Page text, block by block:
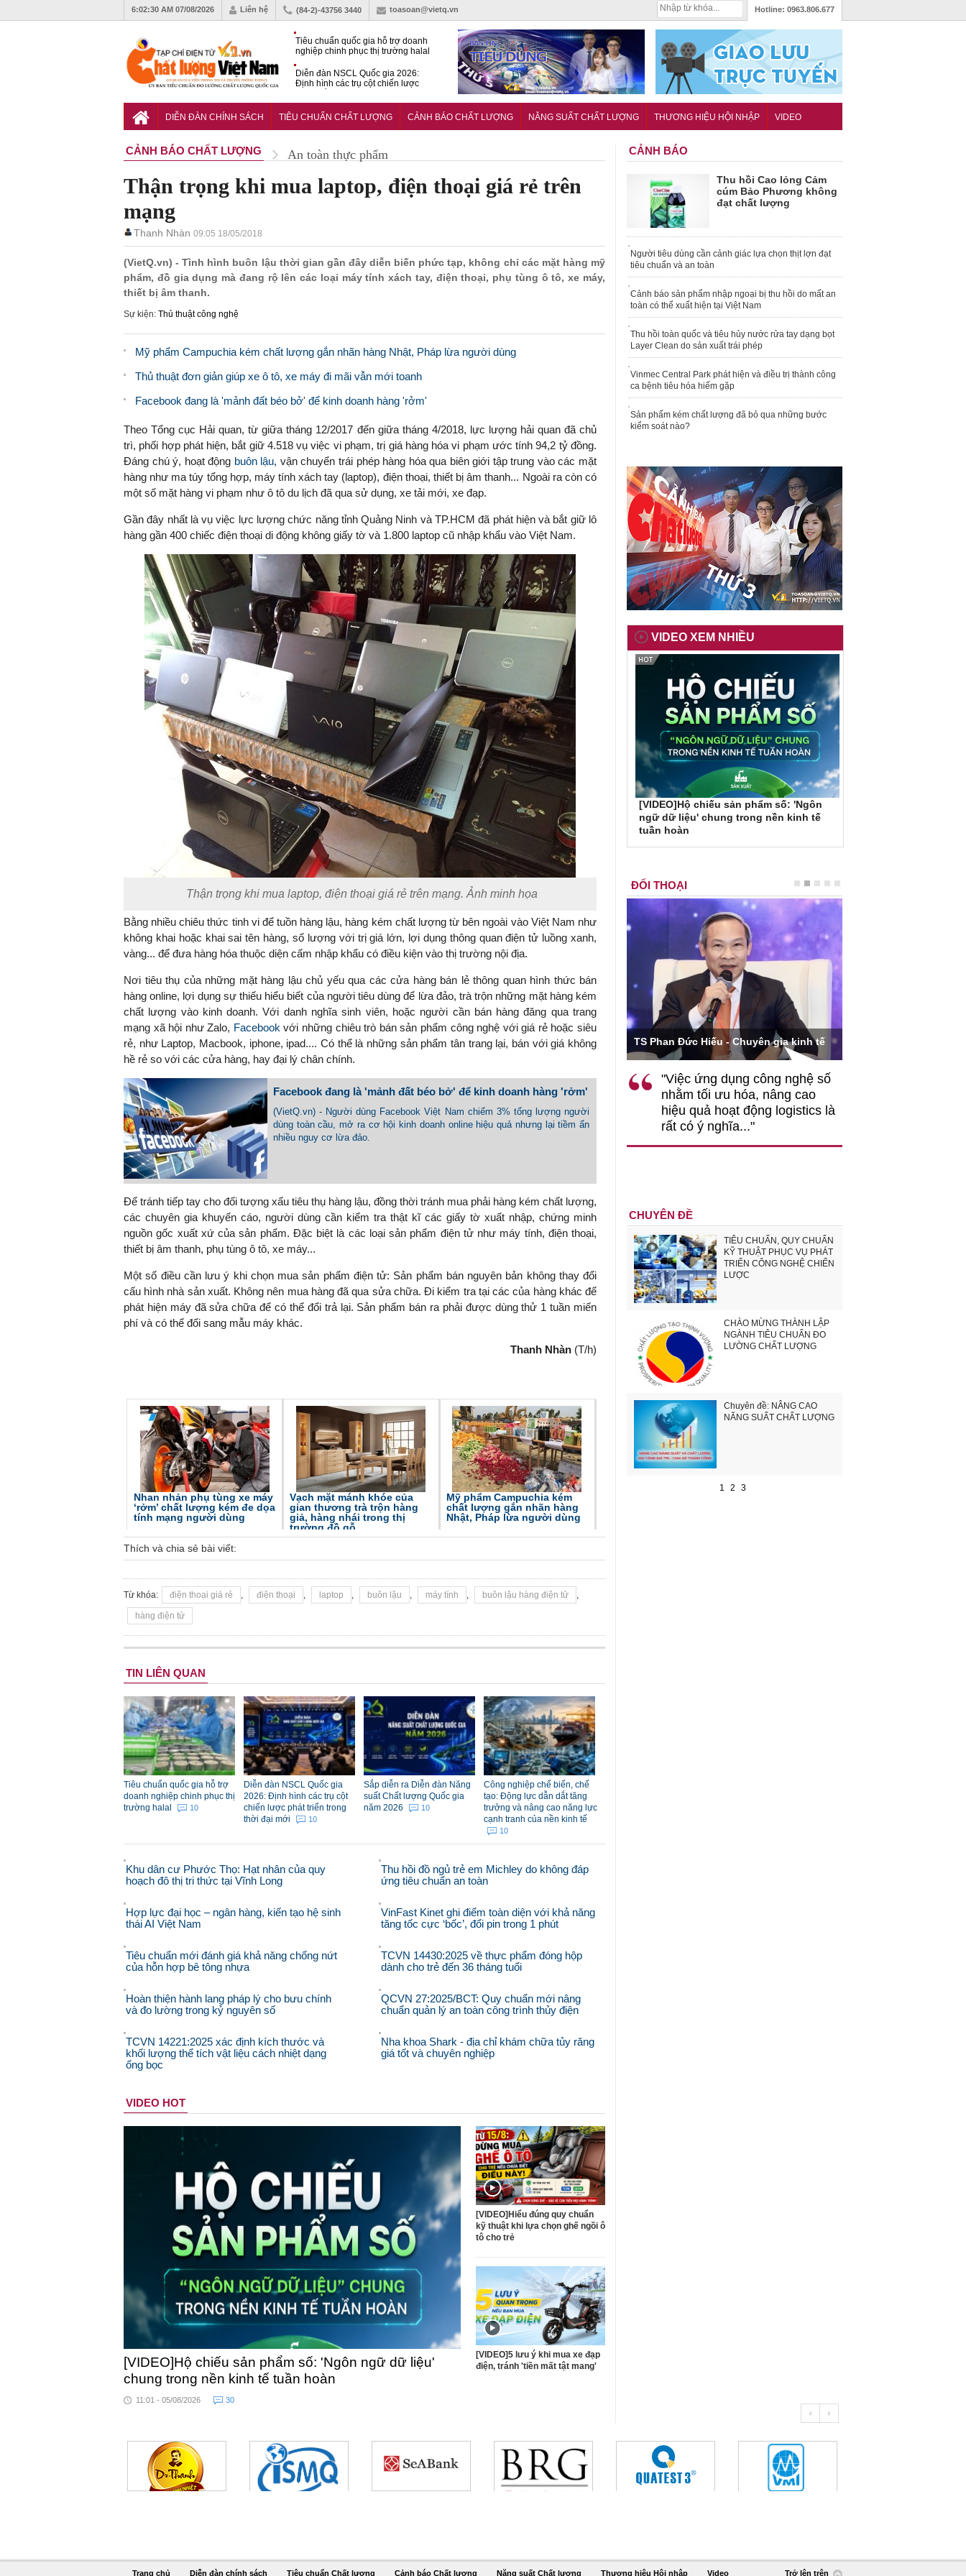
6:02:31 AM 07/08/2026 Liên hệ (84-2)-43756 3440 toasoan@vietq.vn Hotline: 0963.806.677
Tiêu chuẩn quốc gia hỗ trợ doanh
nghiệp chinh phục thị trường halal
Diễn đàn NSCL Quốc gia 2026:
Định hình các trụ cột chiến lược
Chất lượng Quốc gia năm 2026
DIỄN ĐÀN CHÍNH SÁCH TIÊU CHUẨN CHẤT LƯỢNG CẢNH BÁO CHẤT LƯỢNG NĂNG SUẤT CHẤT LƯỢNG THƯƠNG HIỆU HỘI NHẬP VIDEO
CẢNH BÁO CHẤT LƯỢNG An toàn thực phẩm
Thận trọng khi mua laptop, điện thoại giá rẻ trên
mạng
Thanh Nhàn 09:05 18/05/2018
(VietQ.vn) - Tình hình buôn lậu thời gian gần đây diễn biến phức tạp, không chỉ các mặt hàng mỹ
phẩm, đồ gia dụng mà đang rộ lên các loại máy tính xách tay, điện thoại, phụ tùng ô tô, xe máy,
thiết bị âm thanh.
Sự kiện: Thủ thuật công nghệ
Mỹ phẩm Campuchia kém chất lượng gắn nhãn hàng Nhật, Pháp lừa người dùng
Thủ thuật đơn giản giúp xe ô tô, xe máy đi mãi vẫn mới toanh
Facebook đang là 'mảnh đất béo bở' để kinh doanh hàng 'rởm'
Theo Tổng cục Hải quan, từ giữa tháng 12/2017 đến giữa tháng 4/2018, lực lượng hải quan đã chủ
trì, phối hợp phát hiện, bắt giữ 4.518 vụ việc vi phạm, trị giá hàng hóa vi phạm ước tính 94,2 tỷ đồng.
Đáng chú ý, hoạt động buôn lậu, vận chuyển trái phép hàng hóa qua biên giới tập trung vào các mặt
hàng như ma túy tổng hợp, máy tính xách tay (laptop), điện thoại, thiết bị âm thanh... Ngoài ra còn có
một số mặt hàng vi phạm như ô tô du lịch đã qua sử dụng, xe tải mới, xe đạp.
Gần đây nhất là vụ việc lực lượng chức năng tỉnh Quảng Ninh và TP.HCM đã phát hiện và bắt giữ lô
hàng gần 400 chiếc điện thoại di động không giấy tờ và 1.800 laptop cũ nhập khẩu vào Việt Nam.
Thận trọng khi mua laptop, điện thoại giá rẻ trên mạng. Ảnh minh họa
Bằng nhiều chiêu thức tinh vi để tuồn hàng lậu, hàng kém chất lượng từ bên ngoài vào Việt Nam như
không khai hoặc khai sai tên hàng, số lượng với trị giá lớn, lợi dụng thông quan điện tử luồng xanh,
vàng... để đưa hàng hóa thuộc diện cấm nhập khẩu có điều kiện vào thị trường nội địa.
Nơi tiêu thụ của những mặt hàng lậu chủ yếu qua các cửa hàng bán lẻ thông quan hình thức bán
hàng online, lợi dụng sự thiếu hiểu biết của người tiêu dùng để lừa đảo, trà trộn những mặt hàng kém
chất lượng vào kinh doanh. Với danh nghĩa sinh viên, hoặc người cần bán hàng đăng qua trang
mạng xã hội như Zalo, Facebook với những chiêu trò bán sản phẩm công nghệ với giá rẻ hoặc siêu
rẻ, như Laptop, Macbook, iphone, ipad.... Có thể là những sản phẩm tân trang lại, bán với giá không
hề rẻ so với các cửa hàng, hay đại lý chân chính.
Facebook đang là 'mảnh đất béo bở' để kinh doanh hàng 'rởm'
(VietQ.vn) - Người dùng Facebook Việt Nam chiếm 3% tổng lượng người
dùng toàn cầu, mở ra cơ hội kinh doanh online hiệu quả nhưng lại tiềm ẩn
nhiều nguy cơ lừa đảo.
Để tránh tiếp tay cho đối tượng xấu tiêu thụ hàng lậu, đồng thời tránh mua phải hàng kém chất lượng,
các chuyên gia khuyến cáo, người dùng cần kiểm tra thật kĩ các giấy tờ xuất nhập, chứng minh
nguồn gốc xuất xứ của sản phẩm. Đặc biệt là các loại sản phẩm điện tử như máy tính, điện thoại,
thiết bị âm thanh, phụ tùng ô tô, xe máy...
Một số điều cần lưu ý khi chọn mua sản phẩm điện tử: Sản phẩm bán nguyên bản không thay đổi
cấu hình nhà sản xuất. Không nên mua hàng đã qua sửa chữa. Đi kiểm tra tại các của hàng khác để
phát hiện máy đã sửa chữa để có thể đổi trả lại. Sản phẩm bán ra phải được dùng thử 1 tuần miến
phí và có thể đổi sang mẫu máy khác.
Thanh Nhàn (T/h)
Nhan nhản phụ tùng xe máy
‘rởm’ chất lượng kém đe dọa
tính mạng người dùng
Vạch mặt mánh khóe của
gian thương trà trộn hàng
giả, hàng nhái trong thị
trường đồ gỗ
Mỹ phẩm Campuchia kém
chất lượng gắn nhãn hàng
Nhật, Pháp lừa người dùng
Thích và chia sẻ bài viết:
Từ khóa: điện thoại giá rẻ , điện thoại , laptop , buôn lậu , máy tính , buôn lậu hàng điện tử ,
hàng điện tử
TIN LIÊN QUAN
Tiêu chuẩn quốc gia hỗ trợ
doanh nghiệp chinh phục thị
trường halal
10
Diễn đàn NSCL Quốc gia
2026: Định hình các trụ cột
chiến lược phát triển trong
thời đại mới
10
Sắp diễn ra Diễn đàn Năng
suất Chất lượng Quốc gia
năm 2026
10
Công nghiệp chế biến, chế
tạo: Động lực dẫn dắt tăng
trưởng và nâng cao năng lực
cạnh tranh của nền kinh tế
10
Khu dân cư Phước Thọ: Hạt nhân của quy
hoạch đô thị tri thức tại Vĩnh Long
Hợp lực đại học – ngân hàng, kiến tạo hệ sinh
thái AI Việt Nam
Tiêu chuẩn mới đánh giá khả năng chống nứt
của hỗn hợp bê tông nhựa
Hoàn thiện hành lang pháp lý cho bưu chính
và đo lường trong kỷ nguyên số
TCVN 14221:2025 xác định kích thước và
khối lượng thể tích vật liệu cách nhiệt dạng
ống bọc
Thu hồi đồ ngủ trẻ em Michley do không đáp
ứng tiêu chuẩn an toàn
VinFast Kinet ghi điểm toàn diện với khả năng
tăng tốc cực ‘bốc’, đổi pin trong 1 phút
TCVN 14430:2025 về thực phẩm đóng hộp
dành cho trẻ đến 36 tháng tuổi
QCVN 27:2025/BCT: Quy chuẩn mới nâng
chuẩn quản lý an toàn công trình thủy điện
Nha khoa Shark - địa chỉ khám chữa tủy răng
giá tốt và chuyên nghiệp
VIDEO HOT
[VIDEO]Hộ chiếu sản phẩm số: 'Ngôn ngữ dữ liệu'
chung trong nền kinh tế tuần hoàn
11:01 - 05/08/2026 30
[VIDEO]Hiểu đúng quy chuẩn
kỹ thuật khi lựa chọn ghế ngồi ô
tô cho trẻ
[VIDEO]5 lưu ý khi mua xe đạp
điện, tránh 'tiền mất tật mang'
CẢNH BÁO
Thu hồi Cao lỏng Cảm
cúm Bảo Phương không
đạt chất lượng
Người tiêu dùng cần cảnh giác lựa chọn thịt lợn đạt
tiêu chuẩn và an toàn
Cảnh báo sản phẩm nhập ngoại bị thu hồi do mất an
toàn có thể xuất hiện tại Việt Nam
Thu hồi toàn quốc và tiêu hủy nước rửa tay dạng bọt
Layer Clean do sản xuất trái phép
Vinmec Central Park phát hiện và điều trị thành công
ca bệnh tiêu hóa hiếm gặp
Sản phẩm kém chất lượng đã bỏ qua những bước
kiểm soát nào?
VIDEO XEM NHIỀU
[VIDEO]Hộ chiếu sản phẩm số: 'Ngôn
ngữ dữ liệu' chung trong nền kinh tế
tuần hoàn
ĐỐI THOẠI
TS. Nguyễn Đức Độ - Phó Viện trưởng
Viện Kinh tế Tài chính
"Có rất nhiều việc phải làm
ngay từ bây giờ và trên thực tế
đang được tiến hành như tăng
đầu tư cho khoa học công
nghệ; ban hành các cơ chế
khuyến khích đổi mới sáng tạo,
khởi nghiệp..."
Việc sử dụng hiệu quả chính
sách tài khóa không chỉ mang ý
nghĩa hỗ trợ ngắn hạn mà còn
đóng vai trò tạo nền tảng cho
TS Phan Đức Hiếu - Chuyên gia kinh tế
"Việc ứng dụng công nghệ số
nhằm tối ưu hóa, nâng cao
hiệu quả hoạt động logistics là
rất có ý nghĩa..."
CHUYÊN ĐỀ
TIÊU CHUẨN, QUY CHUẨN
KỸ THUẬT PHỤC VỤ PHÁT
TRIỂN CÔNG NGHỆ CHIẾN
LƯỢC
CHÀO MỪNG THÀNH LẬP
NGÀNH TIÊU CHUẨN ĐO
LƯỜNG CHẤT LƯỢNG
Chuyên đề: NÂNG CAO
NĂNG SUẤT CHẤT LƯỢNG
1 2 3
Trang chủ Diễn đàn chính sách Tiêu chuẩn Chất lượng Cảnh báo Chất lượng Năng suất Chất lượng Thương hiệu Hội nhập Video Trở lên trên